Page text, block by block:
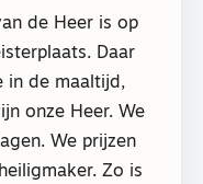
de Heer is op
Daar
in de maaltijd,
onze Heer. We
We prijzen
Zo is